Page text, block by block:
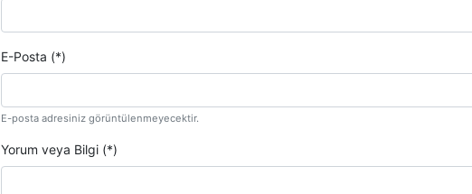
E-Posta (*)
E-posta adresiniz görüntülenmeyecektir.
Yorum veya Bilgi (*)